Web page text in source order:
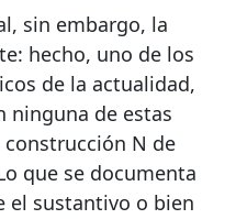
sin embargo, la
hecho, uno de los
de la actualidad,
ninguna de estas
N de
que se documenta
el sustantivo o bien